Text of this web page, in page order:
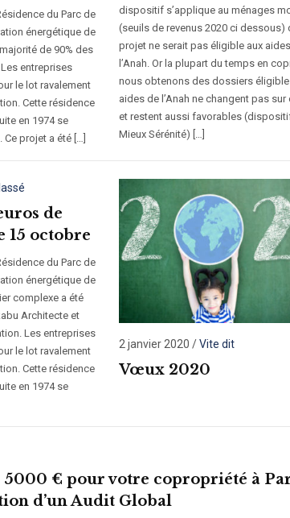
du Parc de
énergétique de
de 90% des
entreprises
le lot ravalement
Cette résidence
en 1974 se
projet a été […]
dispositif s’applique au ménages
(seuils de revenus 2020 ci dessous)
projet ne serait pas éligible aux
l’Anah. Or la plupart du temps en
nous obtenons des dossiers
aides de l’Anah ne changent pas
et restent aussi favorables
Mieux Sérénité) […]
de
15 octobre
du Parc de
énergétique de
complexe a été
Architecte et
Les entreprises
le lot ravalement
Cette résidence
en 1974 se
2 janvier 2020 /Vite dit
Vœux 2020
5000 € pour votre copropriété à
d’un Audit Global